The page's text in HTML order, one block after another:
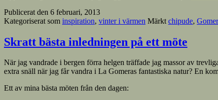
Publicerat den 6 februari, 2013
Kategoriserat som inspiration, vinter i värmen Märkt chipude,
Skratt bästa inledningen på ett möte
När jag vandrade i bergen förra helgen träffade jag massor av
extra snäll när jag får vandra i La Gomeras fantastiska natur? En
Ett av mina bästa möten från den dagen: